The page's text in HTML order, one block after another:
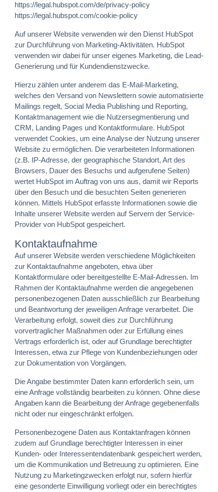
https://legal.hubspot.com/de/privacy-policy
https://legal.hubspot.com/cookie-policy
Auf unserer Website verwenden wir den Dienst HubSpot
zur Durchführung von Marketing-Aktivitäten. HubSpot
verwenden wir dabei für unser eigenes Marketing, die Lead-
Generierung und für Kundendienstzwecke.
Hierzu zählen unter anderem das E-Mail-Marketing,
welches den Versand von Newslettern sowie automatisierte
Mailings regelt, Social Media Publishing und Reporting,
Kontaktmanagement wie die Nutzersegmentierung und
CRM, Landing Pages und Kontaktformulare. HubSpot
verwendet Cookies, um eine Analyse der Nutzung unserer
Website zu ermöglichen. Die verarbeiteten Informationen
(z.B. IP-Adresse, der geographische Standort, Art des
Browsers, Dauer des Besuchs und aufgerufene Seiten)
wertet HubSpot im Auftrag von uns aus, damit wir Reports
über den Besuch und die besuchten Seiten generieren
können. Mittels HubSpot erfasste Informationen sowie die
Inhalte unserer Website werden auf Servern der Service-
Provider von HubSpot gespeichert.
Kontaktaufnahme
Auf unserer Website werden verschiedene Möglichkeiten
zur Kontaktaufnahme angeboten, etwa über
Kontaktformulare oder bereitgestellte E-Mail-Adressen. Im
Rahmen der Kontaktaufnahme werden die angegebenen
personenbezogenen Daten ausschließlich zur Bearbeitung
und Beantwortung der jeweiligen Anfrage verarbeitet. Die
Verarbeitung erfolgt, soweit dies zur Durchführung
vorvertraglicher Maßnahmen oder zur Erfüllung eines
Vertrags erforderlich ist, oder auf Grundlage berechtigter
Interessen, etwa zur Pflege von Kundenbeziehungen oder
zur Dokumentation von Vorgängen.
Die Angabe bestimmter Daten kann erforderlich sein, um
eine Anfrage vollständig bearbeiten zu können. Ohne diese
Angaben kann die Bearbeitung der Anfrage gegebenenfalls
nicht oder nur eingeschränkt erfolgen.
Personenbezogene Daten aus Kontaktanfragen können
zudem auf Grundlage berechtigter Interessen in einer
Kunden- oder Interessentendatenbank gespeichert werden,
um die Kommunikation und Betreuung zu optimieren. Eine
Nutzung zu Marketingzwecken erfolgt nur, sofern hierfür
eine gesonderte Einwilligung vorliegt oder ein berechtigtes